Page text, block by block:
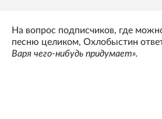
На вопрос подписчиков, где
песню целиком, Охлобыстин
Варя чего-нибудь придумает».